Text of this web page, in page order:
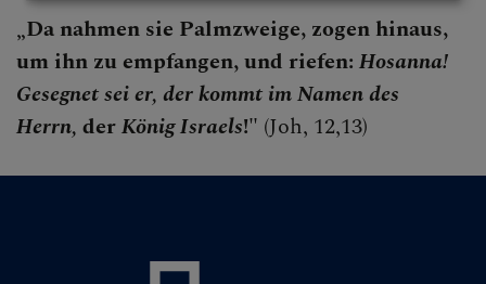
Ölbaum
Palme
Feige
Granatapfel
„Da nahmen sie Palmzweige, zogen hinaus,
um ihn zu empfangen, und riefen: Hosanna!
Gesegnet sei er, der kommt im Namen des
Herrn, derKönig Israels!" (Joh, 12,13)